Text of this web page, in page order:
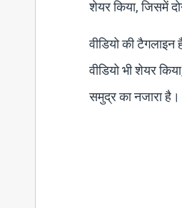
शेयर किया, जिसमें
वीडियो की
वीडियो भी शेयर
समुद्र का नजारा है।